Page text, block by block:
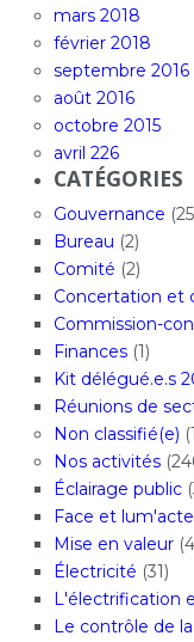
mars 2018
février 2018
septembre 2016
août 2016
octobre 2015
avril 226
CATÉGORIES
Gouvernance
Bureau (2)
Comité (2)
Concertation et
Commission-
Finances(1)
Kit délégué.e.s
Réunions de
Non classifié(e)
Nos activités
Éclairage public
Face et
Mise en valeur
Électricité (31)
L'électrification
Le contrôle de